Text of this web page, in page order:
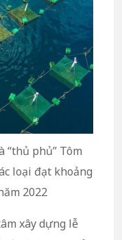
“thủ phủ” Tôm
loại đạt khoảng
2022
xây dựng lễ